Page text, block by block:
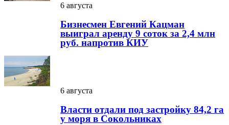
6 августа
Бизнесмен Евгений Кацман
выиграл аренду 9 соток за 2,4 млн
руб. напротив КИУ
6 августа
Власти отдали под застройку 84,2 га
у моря в Сокольниках